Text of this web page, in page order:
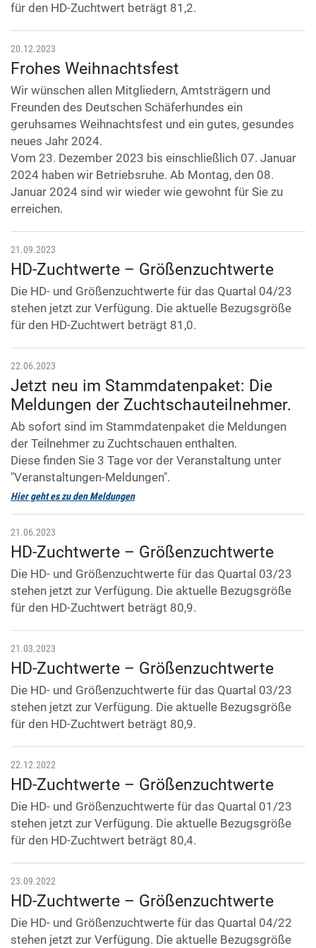
für den HD-Zuchtwert beträgt 81,2.
20.12.2023
Frohes Weihnachtsfest
Wir wünschen allen Mitgliedern, Amtsträgern und
Freunden des Deutschen Schäferhundes ein
geruhsames Weihnachtsfest und ein gutes, gesundes
neues Jahr 2024.
Vom 23. Dezember 2023 bis einschließlich 07. Januar
2024 haben wir Betriebsruhe. Ab Montag, den 08.
Januar 2024 sind wir wieder wie gewohnt für Sie zu
erreichen.
21.09.2023
HD-Zuchtwerte – Größenzuchtwerte
Die HD- und Größenzuchtwerte für das Quartal 04/23
stehen jetzt zur Verfügung. Die aktuelle Bezugsgröße
für den HD-Zuchtwert beträgt 81,0.
22.06.2023
Jetzt neu im Stammdatenpaket: Die
Meldungen der Zuchtschauteilnehmer.
Ab sofort sind im Stammdatenpaket die Meldungen
der Teilnehmer zu Zuchtschauen enthalten.
Diese finden Sie 3 Tage vor der Veranstaltung unter
"Veranstaltungen-Meldungen".
Hier geht es zu den Meldungen
21.06.2023
HD-Zuchtwerte – Größenzuchtwerte
Die HD- und Größenzuchtwerte für das Quartal 03/23
stehen jetzt zur Verfügung. Die aktuelle Bezugsgröße
für den HD-Zuchtwert beträgt 80,9.
21.03.2023
HD-Zuchtwerte – Größenzuchtwerte
Die HD- und Größenzuchtwerte für das Quartal 03/23
stehen jetzt zur Verfügung. Die aktuelle Bezugsgröße
für den HD-Zuchtwert beträgt 80,9.
22.12.2022
HD-Zuchtwerte – Größenzuchtwerte
Die HD- und Größenzuchtwerte für das Quartal 01/23
stehen jetzt zur Verfügung. Die aktuelle Bezugsgröße
für den HD-Zuchtwert beträgt 80,4.
23.09.2022
HD-Zuchtwerte – Größenzuchtwerte
Die HD- und Größenzuchtwerte für das Quartal 04/22
stehen jetzt zur Verfügung. Die aktuelle Bezugsgröße